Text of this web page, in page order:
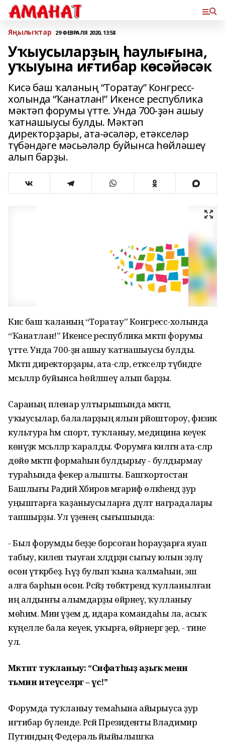
Яңылыҡтар 29 ФЕВРАЛЯ 2020, 13:58
Уҡыусыларҙың һаулығына,
уҡыуына иғтибар көсәйәсәк
Кисә баш ҡаланың “Торатау” Конгресс-
холында “Ҡанатлан!” Икенсе республика
мәктәп форумы үтте. Унда 700-ҙән ашыу
ҡатнашыусы булды. Мәктәп
директорҙары, ата-әсәләр, етәкселәр
түбәндәге мәсьәләлр буйынса һөйләшеү
алып барҙы.
Кисә баш ҡаланың “Торатау” Конгресс-холында
“Ҡанатлан!” Икенсе республика мәктәп форумы
үтте. Унда 700-ҙән ашыу ҡатнашыусы булды.
Мәктәп директорҙары, ата-әсәләр, етәкселәр түбәндәге
мәсьәләлр буйынса һөйләшеү алып барҙы.
Сараның пленар ултырышында мәктәп,
уҡыусылар, балаларҙың ялын рйоштороу, физик
культура һәм спорт, туҡланыу, медицина кеүек
көнүҙәк мәсьәләләр ҡаралды. Форумға килгән ата-әсәләр
дөйө мәктәп формаһын булдырыу - булдырмау
тураһында фекер алышты. Башҡортостан
Башлығы Радий Хәбиров мәғариф өлкәһендә ҙур
уңыштарға ҡаҙаныусыларға дәүләт наградалары
тапшырҙы. Ул үҙенең сығышында:
- Был форумды беҙҙе борсоған һорауҙарға яуап
табыу, килеп тыуған хәлдәрҙән сығыу юлын эҙләү
өсөн үткәрәбеҙ. Һүҙ булып ҡына ҡалмаһын, эш
алға барһын өсөн. Рәсәйҙ төбәктәрендә ҡулланылған
иң алдынғы алымдарҙы өйрәнеү, ҡулланыу
мөһим. Мин үҙем дә, идара командаһы ла, асыҡ
күңелле бала кеүек, уҡырға, өйрәнергә әҙер, - тине
ул.
Мәктәптә туҡланыу: “Сифатһыҙ аҙыҡ менән
тәьмин итеүселәргә – үс!”
Форумда туҡланыу темаһына айырыуса ҙур
иғтибар бүленде. Рәсәй Президенты Владимир
Путиндың Федераль йыйылышҡа